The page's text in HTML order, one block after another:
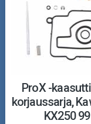
ProX -
korjaussarja,
KX250 99